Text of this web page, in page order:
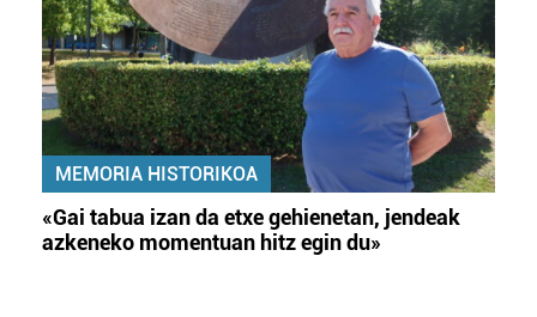
MEMORIA HISTORIKOA
«Gai tabua izan da etxe gehienetan, jendeak
azkeneko momentuan hitz egin du»